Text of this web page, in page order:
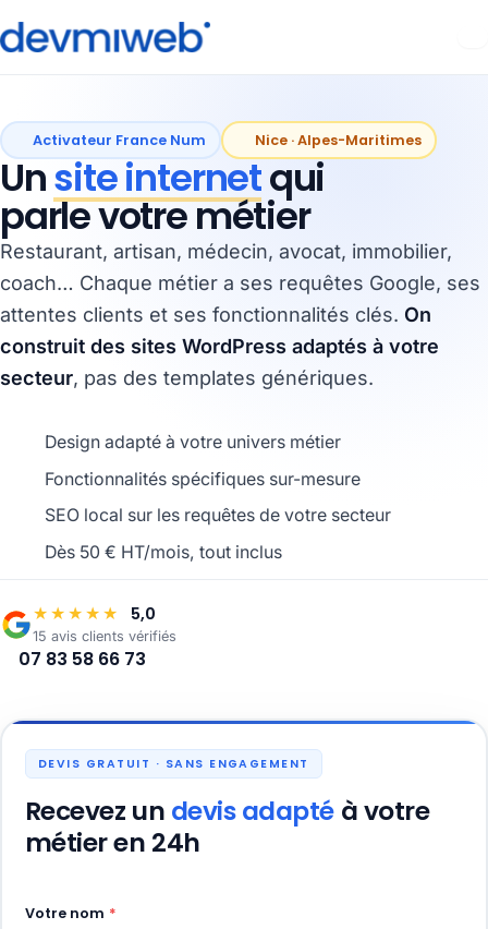
contenuActivateur France Num Nice · Alpes-Maritimes
Unsite internetqui
parle votre métier
Restaurant, artisan, médecin, avocat, immobilier,
coach… Chaque métier a ses requêtes Google, ses
attentes clients et ses fonctionnalités clés. On
construit des sites WordPress adaptés à votre
secteur, pas des templates génériques.
Design adapté à votre univers métier
Fonctionnalités spécifiques sur-mesure
SEO local sur les requêtes de votre secteur
Dès 50 € HT/mois, tout inclus
★★★★★ 5,0
15 avis clients vérifiés
07 83 58 66 73
DEVIS GRATUIT · SANS ENGAGEMENT
Recevez un devis adapté à votre
métier en 24h
Votre nom *